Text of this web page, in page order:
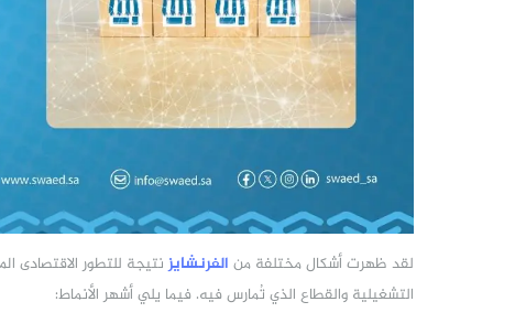
لقد ظهرت أشكال مختلفة من الفرنشايز نتيجة للتطور الاقتصادى
التشغيلية والقطاع الذي تُمارس فيه. فيما يلي أشهر الأنماط: